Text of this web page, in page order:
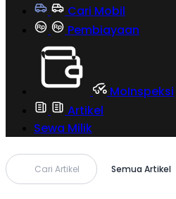
Cari Mobil
Pembiayaan
MoInspeksi
Artikel
Sewa Milik
Cari Artikel Semua Artikel